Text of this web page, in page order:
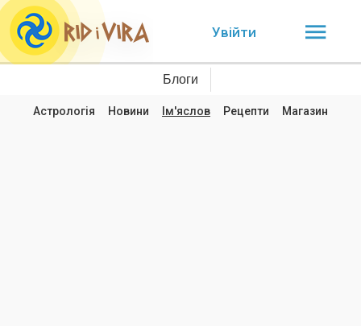
Увійти
Блоги
Астрологія Новини Ім'яслов Рецепти Магазин